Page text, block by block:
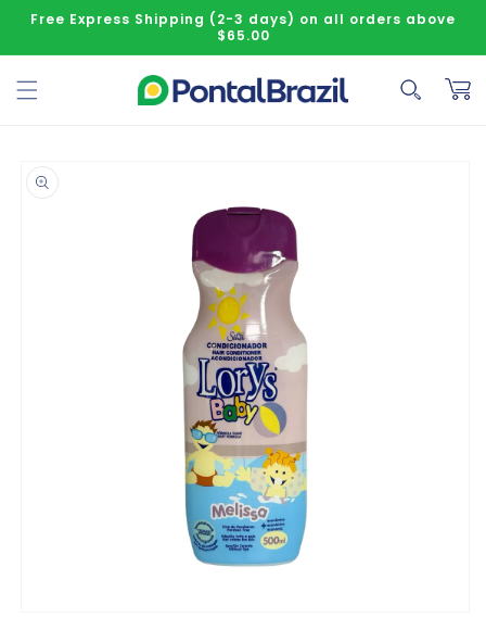
to content
Free Express Shipping (2-3 days) on all orders above
$65.00
Cart
information